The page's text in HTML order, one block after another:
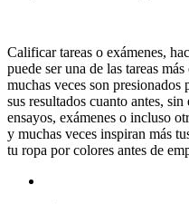
Calificar tareas o exámenes,
puede ser una de las tareas
muchas veces son presionados
sus resultados cuanto antes,
ensayos, exámenes o incluso
y muchas veces inspiran más
tu ropa por colores antes de